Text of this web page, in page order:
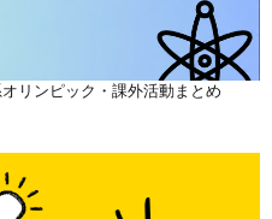
リンピック・課外活動まとめ